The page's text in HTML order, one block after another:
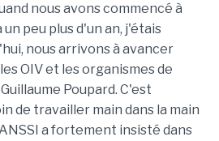
nous avons commencé à
peu plus d'un an, j'étais
nous arrivons à avancer
OIV et les organismes de
Poupard. C'est
de travailler main dans la main
a fortement insisté dans